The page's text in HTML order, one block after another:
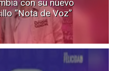
con su nuevo
“Nota de Voz”